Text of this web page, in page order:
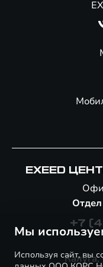
EXEED
+7
Мы
Используя сайт, вы